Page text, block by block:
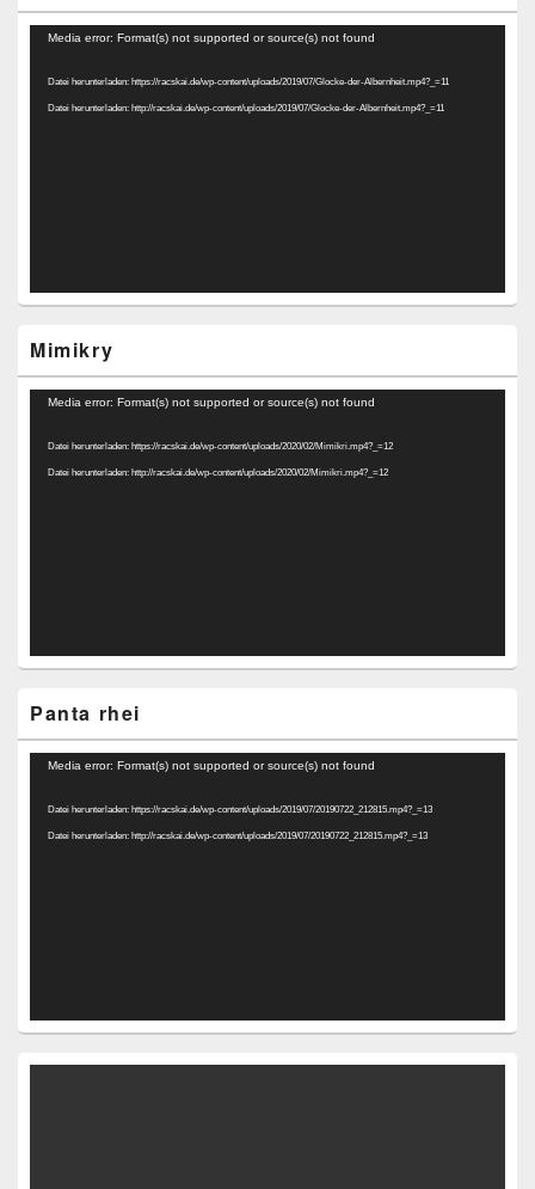
Video-
Media error: Format(s) not supported or source(s) not found
Datei herunterladen: https://racskai.de/wp-content/uploads/2019/07/Glocke-der-Albernheit.mp4?_=11
Datei herunterladen: http://racskai.de/wp-content/uploads/2019/07/Glocke-der-Albernheit.mp4?_=11
Mimikry
Video-
Media error: Format(s) not supported or source(s) not found
Datei herunterladen: https://racskai.de/wp-content/uploads/2020/02/Mimikri.mp4?_=12
Datei herunterladen: http://racskai.de/wp-content/uploads/2020/02/Mimikri.mp4?_=12
Panta rhei
Video-
Media error: Format(s) not supported or source(s) not found
Datei herunterladen: https://racskai.de/wp-content/uploads/2019/07/20190722_212815.mp4?_=13
Datei herunterladen: http://racskai.de/wp-content/uploads/2019/07/20190722_212815.mp4?_=13